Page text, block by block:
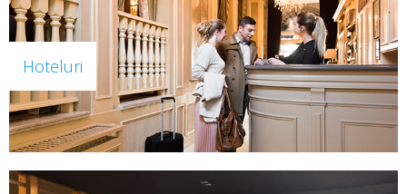
Hoteluri